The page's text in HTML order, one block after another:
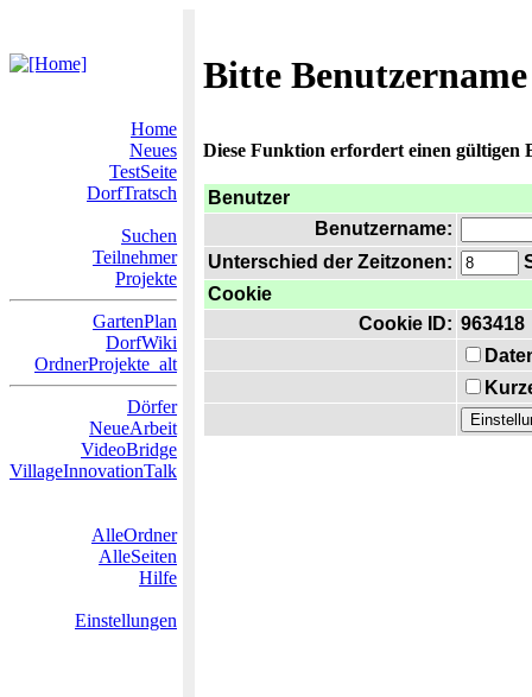
Bitte
Home
Neues
TestSeite
DorfTratsch
Suchen
Teilnehmer
Projekte
GartenPlan
DorfWiki
OrdnerProjekte_alt
Dörfer
NeueArbeit
VideoBridge
VillageInnovationTalk
AlleOrdner
AlleSeiten
Hilfe
Einstellungen
Diese Funktion erfordert einen gültigen
Benutzer
Benutzername:
Unterschied der Zeitzonen:
Cookie
Cookie ID: 963418